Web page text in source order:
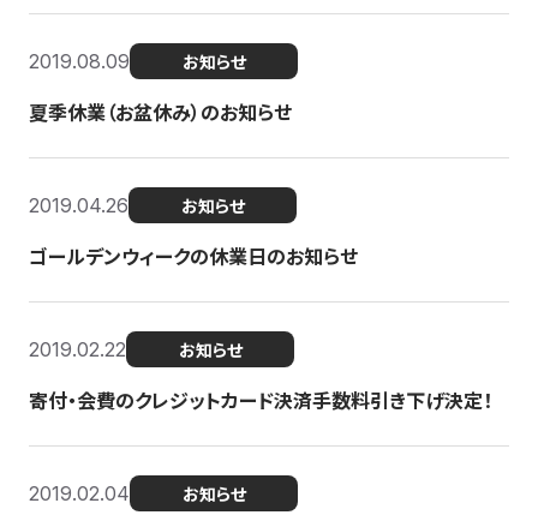
2019.08.09 お知らせ
夏季休業（お盆休み）のお知らせ
2019.04.26 お知らせ
ゴールデンウィークの休業日のお知らせ
2019.02.22 お知らせ
寄付・会費のクレジットカード決済手数料引き下げ決定！
2019.02.04 お知らせ